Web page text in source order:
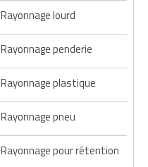
Rayonnage lourd
Rayonnage penderie
Rayonnage plastique
Rayonnage pneu
Rayonnage pour rétention